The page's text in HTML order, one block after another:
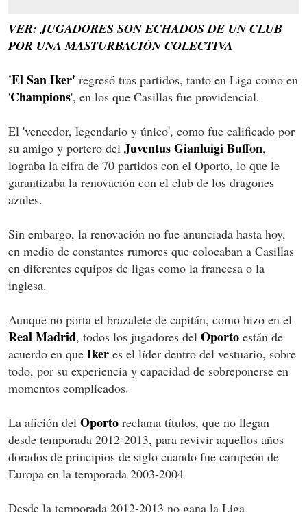
VER: JUGADORES SON ECHADOS DE UN CLUB
POR UNA MASTURBACIÓN COLECTIVA
'El San Iker' regresó tras partidos, tanto en Liga como en
'Champions', en los que Casillas fue providencial.
El 'vencedor, legendario y único', como fue calificado por
su amigo y portero del JuventusGianluigi Buffon,
lograba la cifra de 70 partidos con el Oporto, lo que le
garantizaba la renovación con el club de los dragones
azules.
Sin embargo, la renovación no fue anunciada hasta hoy,
en medio de constantes rumores que colocaban a Casillas
en diferentes equipos de ligas como la francesa o la
inglesa.
Aunque no porta el brazalete de capitán, como hizo en el
Real Madrid, todos los jugadores del Oporto están de
acuerdo en que Iker es el líder dentro del vestuario, sobre
todo, por su experiencia y capacidad de sobreponerse en
momentos complicados.
La afición del Oporto reclama títulos, que no llegan
desde temporada 2012-2013, para revivir aquellos años
dorados de principios de siglo cuando fue campeón de
Europa en la temporada 2003-2004
Desde la temporada 2012-2013 no gana la Liga